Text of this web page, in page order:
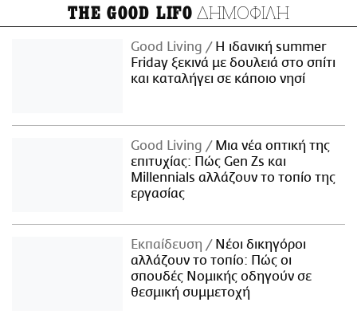
THE GOOD LIFO ΔΗΜΟΦΙΛΗ
Good Living
Η ιδανική summer
Friday ξεκινά με δουλειά στο σπίτι
και καταλήγει σε κάποιο νησί
Good Living
Μια νέα οπτική της
επιτυχίας: Πώς Gen Zs και
Millennials αλλάζουν το τοπίο της
εργασίας
Εκπαίδευση
Νέοι δικηγόροι
αλλάζουν το τοπίο: Πώς οι
σπουδές Νομικής οδηγούν σε
θεσμική συμμετοχή